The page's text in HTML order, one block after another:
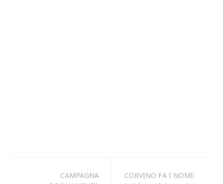
CAMPAGNA
CORVINO FA I NOMI: